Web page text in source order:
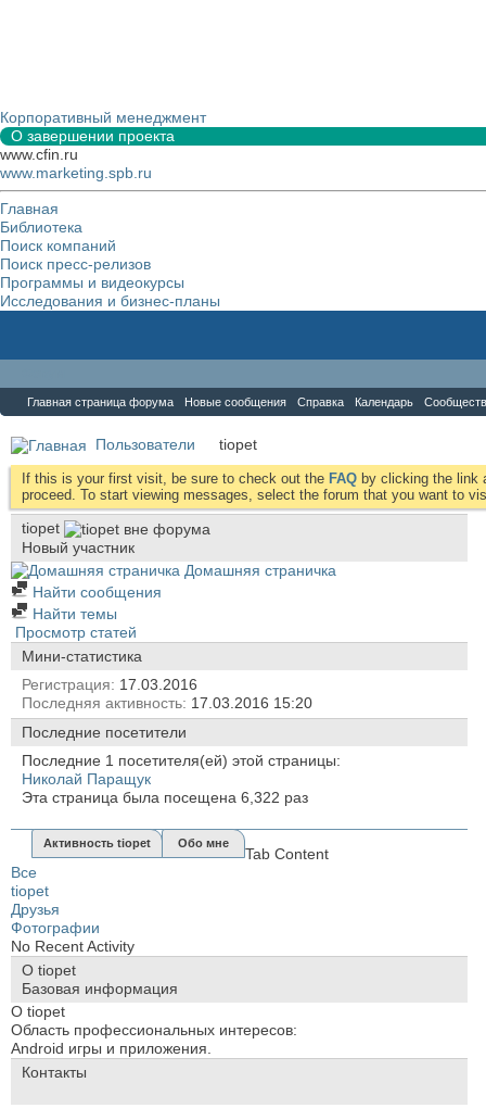
Корпоративный менеджмент
О завершении проекта
www.cfin.ru
www.marketing.spb.ru
Главная
Библиотека
Поиск компаний
Поиск пресс-релизов
Программы и видеокурсы
Исследования и бизнес-планы
Главная страница форума Новые сообщения Справка Календарь
Пользователи tiopet
If this is your first visit, be sure to check out the FAQ by clicking the link
proceed. To start viewing messages, select the forum that you want to
tiopet
Новый участник
Домашняя страничка
Найти сообщения
Найти темы
Просмотр статей
Мини-статистика
Регистрация
17.03.2016
Последняя активность 17.03.2016 15:20
Последние посетители
Последние 1 посетителя(ей) этой страницы:
Николай Паращук
Эта страница была посещена 6,322 раз
Активность tiopet Обо мне
Tab Content
Все
tiopet
Друзья
Фотографии
No Recent Activity
О tiopet
Базовая информация
О tiopet
Область профессиональных интересов:
Android игры и приложения.
Контакты